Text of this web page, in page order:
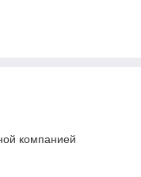
компанией